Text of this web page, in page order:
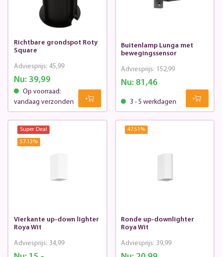
Richtbare grondspot Roty
Square
Nu:39,99
Adviesprijs: 45,99
Op voorraad:
vandaag verzonden
Buitenlamp Lunga met
bewegingssensor
Nu: 81,46
Adviesprijs: 152,99
3 - 5 werkdagen
Super Deal
57.13%
Vierkante up-down lighter
Roya Wit
Adviesprijs: 34,99
47.51 %
Ronde up-downlighter
Roya Wit
Adviesprijs: 39,99